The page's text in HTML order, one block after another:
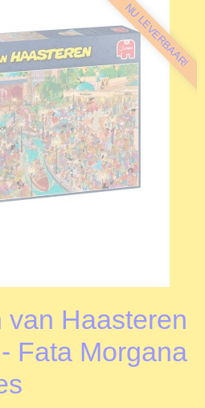
NU LEVERBAAR!
van Haasteren
Fata Morgana